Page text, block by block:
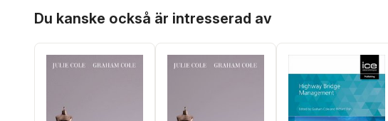
Du kanske också är intresserad av